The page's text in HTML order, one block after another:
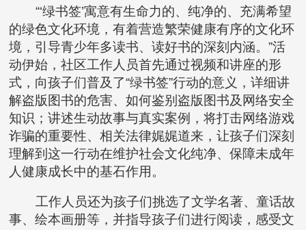
“‘绿书签’寓意有生命力的、纯净的、充满希望
的绿色文化环境，有着营造繁荣健康有序的文化环
境，引导青少年多读书、读好书的深刻内涵。”活
动伊始，社区工作人员首先通过视频和讲座的形
式，向孩子们普及了“绿书签”行动的意义，详细讲
解盗版图书的危害、如何鉴别盗版图书及网络安全
知识；讲述生动故事与真实案例，将打击网络游戏
诈骗的重要性、相关法律娓娓道来，让孩子们深刻
理解到这一行动在维护社会文化纯净、保障未成年
人健康成长中的基石作用。
工作人员还为孩子们挑选了文学名著、童话故
事、绘本画册等，并指导孩子们进行阅读，感受文